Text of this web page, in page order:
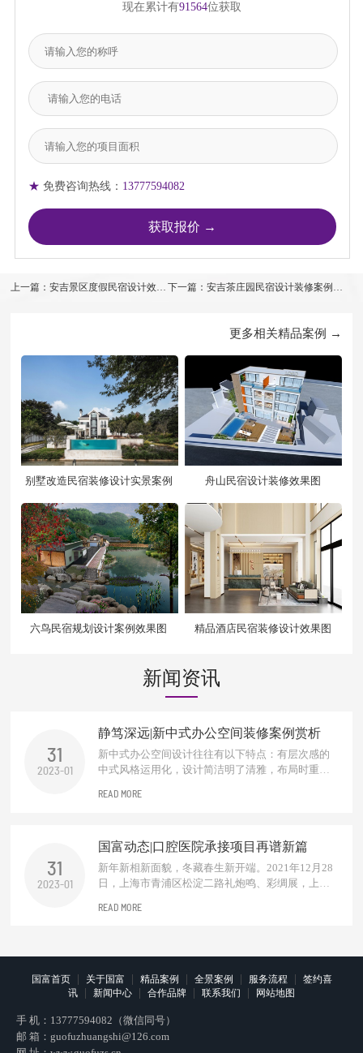
现在累计有91564位获取
★免费咨询热线： 13777594082
上一篇：安吉景区度假民宿设计效果 下一篇：安吉茶庄园民宿设计装修案例效
更多相关精品案例 →
别墅改造民宿装修设计实景案例 舟山民宿设计装修效果图
六鸟民宿规划设计案例效果图 精品酒店民宿装修设计效果图
新闻资讯
31
2023-01
静笃深远|新中式办公空间装修案例赏析
新中式办公空间设计往往有以下特点：有层次感的
中式风格运用化，设计简洁明了清雅，布局时重视
会进行适当的分区。对于需要进行阻挡视线的地
繁为简，独处一隅，品淡淡茗...
READ MORE
31
2023-01
国富动态|口腔医院承接项目再谱新篇
新年新相新面貌，冬藏春生新开端。2021年12月28
日，上海市青浦区松淀二路礼炮鸣、彩绸展，上海
方浙江国富装饰到场诚意祝贺。千里之行始于足
建民口腔永远在前进的道路上，在专业领域...
READ MORE
国富首页| 关于国富 精品案例 全景案例 服务流程
签约喜
讯
新闻中心 合作品牌 联系我们 网站地图
手 机： 13777594082（微信同号）
邮 箱： guofuzhuangshi@126.com